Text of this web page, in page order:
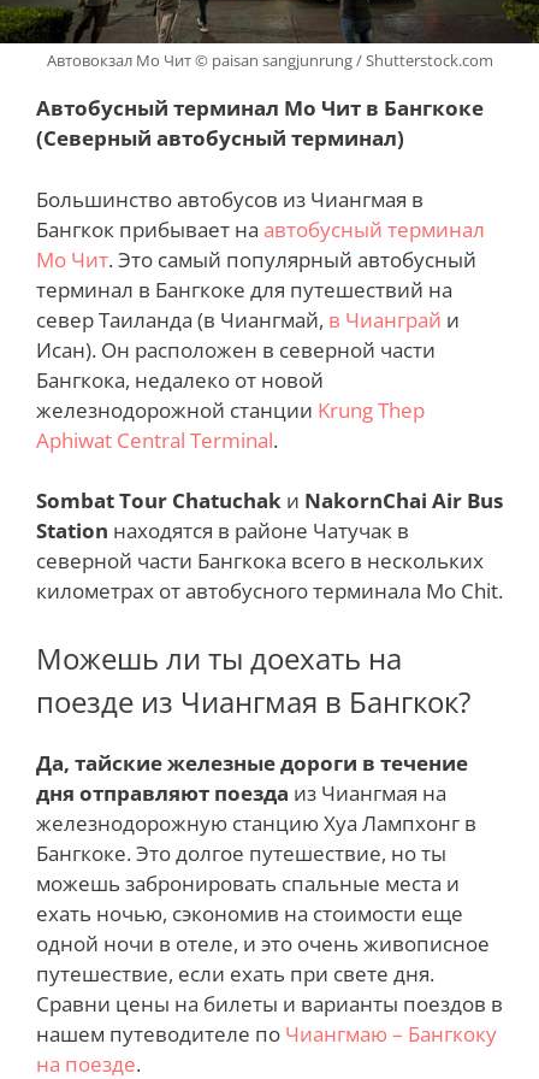
Автовокзал Мо Чит © paisan sangjunrung / Shutterstock.com
Автобусный терминал Мо Чит в Бангкоке
(Северный автобусный терминал)
Большинство автобусов из Чиангмая в
Бангкок прибывает на автобусный терминал
Мо Чит. Это самый популярный автобусный
терминал в Бангкоке для путешествий на
север Таиланда (в Чиангмай, в Чианграй и
Исан). Он расположен в северной части
Бангкока, недалеко от новой
железнодорожной станции Krung Thep
Aphiwat Central Terminal.
Sombat Tour Chatuchak и NakornChai Air Bus
Station находятся в районе Чатучак в
северной части Бангкока всего в нескольких
километрах от автобусного терминала Mo Chit.
Можешь ли ты доехать на
поезде из Чиангмая в Бангкок?
Да, тайские железные дороги в течение
дня отправляют поезда из Чиангмая на
железнодорожную станцию Хуа Лампхонг в
Бангкоке. Это долгое путешествие, но ты
можешь забронировать спальные места и
ехать ночью, сэкономив на стоимости еще
одной ночи в отеле, и это очень живописное
путешествие, если ехать при свете дня.
Сравни цены на билеты и варианты поездов в
нашем путеводителе по Чиангмаю – Бангкоку
на поезде.